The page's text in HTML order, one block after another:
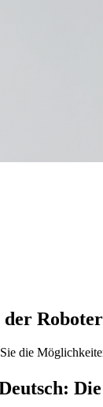
der
die